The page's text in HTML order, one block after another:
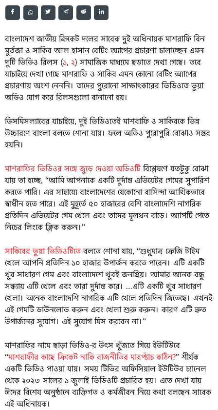
বাংলাদেশ জাতীয় ক্রিকেট দলের সাবেক দুই অধিনায়ক মাশরাফি বিন
মুর্তজা ও সাকিব আল হাসান বেটিং অ্যাপের প্রচারণা চালাচ্ছেন এমন
দুটি ভিডিও রিলস (১, ২) সামাজিক মাধ্যমে ছড়াতে দেখা গেছে। তবে
যাচাইয়ে দেখা গেছে মাশরাফি ও সাকিব এমন কোনো বেটিং অ্যাপের
প্রচারণায় অংশ নেননি। তাদের পুরোনো সাক্ষাৎকারের ভিডিওতে ভুয়া
অডিও যোগ করে রিলসগুলো বানানো হয়।
ডিসমিসল্যাবের যাচাইয়ে, দুই ভিডিওতেই মাশরাফি ও সাকিবকে ভিন্ন
উচ্চারণে বাংলা বলতে শোনা যায়। ফলে অডিও পুরোপুরি বোঝাও সম্ভব
হয়নি।
মাশরাফির ভিডিওর সঙ্গে জুড়ে দেওয়া অডিওটিবিশ্লেষণে যতটুকু বোঝা
যায় তা হচ্ছে, “আমি আপনাকে একটি দুর্দান্ত এভিয়েটর গেমের সুপারিশ
করতে পারি। এর সাহায্যে বাংলাদেশের যেকোনো বাসিন্দা আর্থিকভাবে
স্বাধীন হতে পারে। এই মুহূর্তে ৫০ হাজারের বেশি বাংলাদেশি নাগরিক
প্রতিদিন এভিয়েটর গেম খেলে এবং তাদের মূলধন বাড়ে। অ্যাপটি পেতে
নিচের লিংকে ক্লিক করুন।”
সাকিবের ভুয়া ভিডিওটিতেবলতে শোনা যায়, “শুধুমাত্র ক্রেজি টাইম
খেলে আপনি প্রতিদিন ১০ হাজার উপার্জন করতে পারেন। এটি একটি
খুব সাধারণ গেম এবং বাংলাদেশে খুবই জনপ্রিয়। আমার অনেক বন্ধু
সন্ধ্যায় এটি খেলে এবং তারা দুর্দান্ত করে। …এটি একটি খুব সাধারণ
খেলা। অনেক বাংলাদেশি নাগরিক এটি খেলে প্রতিদিন জিতেছে। এখনই
এই গেমটি ডাউনলোড করুন এবং খেলা শুরু করুন। কারণ এটি দ্রুত
উপার্জনের সুযোগ। এই সুযোগ মিস করবেন না।”
মাশরাফির নামে ছাড়া ভিডিও-র উৎস খুঁজতে গিয়ে ইউটিউবে
“মাশরাফীর কাছে ক্রিকেট নাকি রাজনীতির মারপ্যাঁচ কঠিন?” শীর্ষক
একটি ভিডিও পাওয়া যায়। সময় টিভির অফিসিয়াল ইউটিউব চ্যানেল
থেকে ২০২৩ সালের ১ জুলাই ভিডিওটি প্রচারিত হয়। এতে দেখা যায়
ঈদের বিশেষ অনুষ্ঠানে ব্যক্তিগত ও কর্মজীবন নিয়ে কথা বলছেন সাবেক
এই অধিনায়ক।